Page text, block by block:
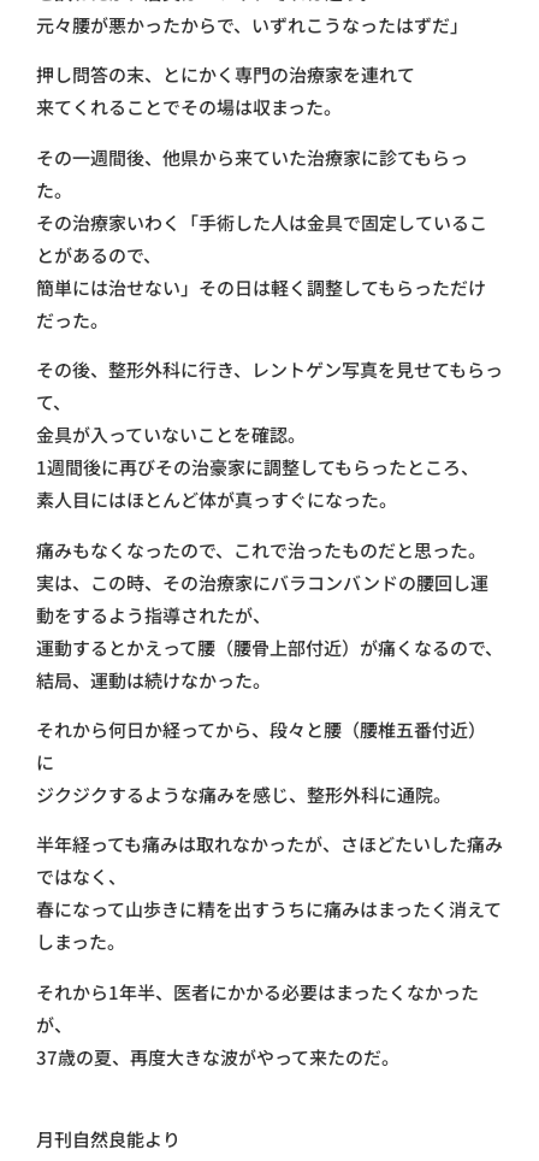
元々腰が悪かったからで、いずれこうなったはずだ」
押し問答の末、とにかく専門の治療家を連れて
来てくれることでその場は収まった。
その一週間後、他県から来ていた治療家に診てもらっ
た。
その治療家いわく「手術した人は金具で固定しているこ
とがあるので、
簡単には治せない」その日は軽く調整してもらっただけ
だった。
その後、整形外科に行き、レントゲン写真を見せてもらっ
て、
金具が入っていないことを確認。
1週間後に再びその治豪家に調整してもらったところ、
素人目にはほとんど体が真っすぐになった。
痛みもなくなったので、これで治ったものだと思った。
実は、この時、その治療家にバラコンバンドの腰回し運
動をするよう指導されたが、
運動するとかえって腰（腰骨上部付近）が痛くなるので、
結局、運動は続けなかった。
それから何日か経ってから、段々と腰（腰椎五番付近）
に
ジクジクするような痛みを感じ、整形外科に通院。
半年経っても痛みは取れなかったが、さほどたいした痛み
ではなく、
春になって山歩きに精を出すうちに痛みはまったく消えて
しまった。
それから1年半、医者にかかる必要はまったくなかった
が、
37歳の夏、再度大きな波がやって来たのだ。
月刊自然良能より